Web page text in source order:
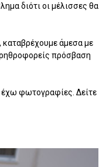
διότι οι μέλισσες θα
καταβρέχουμε άμεσα με
πρόσβαση
έχω φωτογραφίες. Δείτε